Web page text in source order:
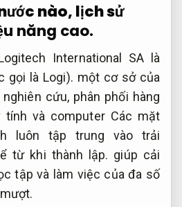
nào, lịch sử
năng cao.
International SA là
gọi là Logi). một cơ sở của
cứu, phân phối hàng
tính và computer Các mặt
luôn tập trung vào trải
từ khi thành lập. giúp cải
tập và làm việc của đa số